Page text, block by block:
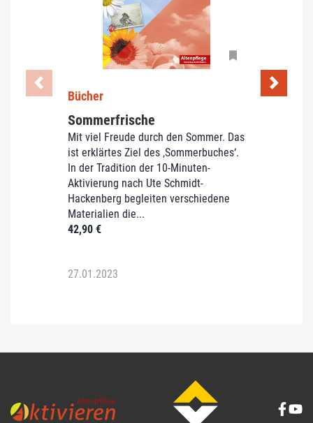
Bücher
Sommerfrische
Mit viel Freude durch den Sommer. Das
ist erklärtes Ziel des ‚Sommerbuches‘.
In der Tradition der 10-Minuten-
Aktivierung nach Ute Schmidt-
Hackenberg begleiten verschiedene
Materialien die...
42,90 €
27.01.2023